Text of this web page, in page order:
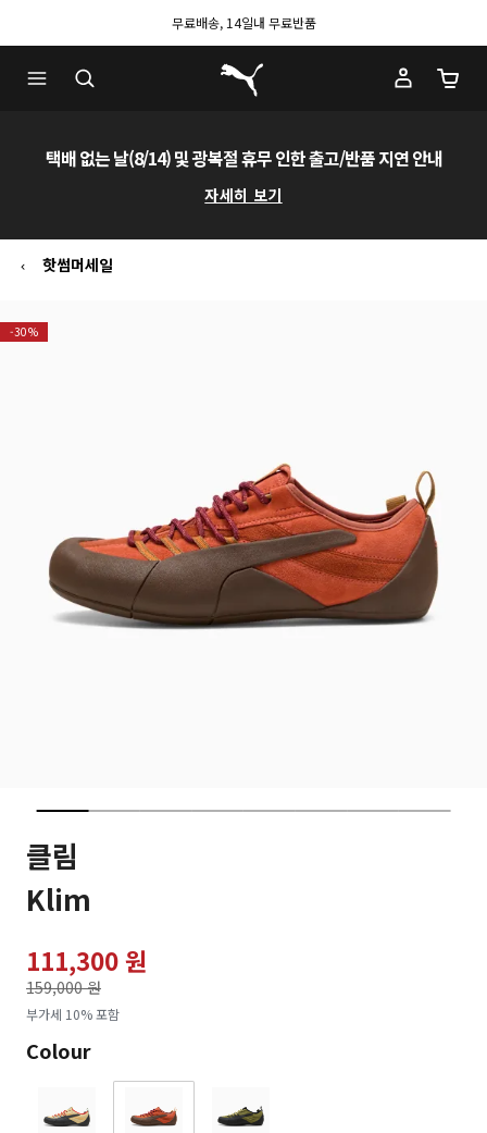
무료배송, 14일내 무료반품
푸마 홈
장바
택배 없는 날(8/14) 및 광복절 휴무 인한 출고/반품 지연 안내
자세히 보기
핫썸머세일
-30%
클림
Klim
111,300 원
159,000 원
로
부가세 10% 포함
Colour